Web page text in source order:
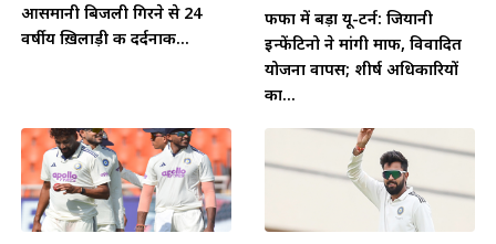
आसमानी बिजली गिरने से 24
वर्षीय ख़िलाड़ी की दर्दनाक...
फीफा में बड़ा यू-टर्न: जियानी
इन्फेंटिनो ने मांगी माफी, विवादित
योजना वापस; शीर्ष अधिकारियों
का...